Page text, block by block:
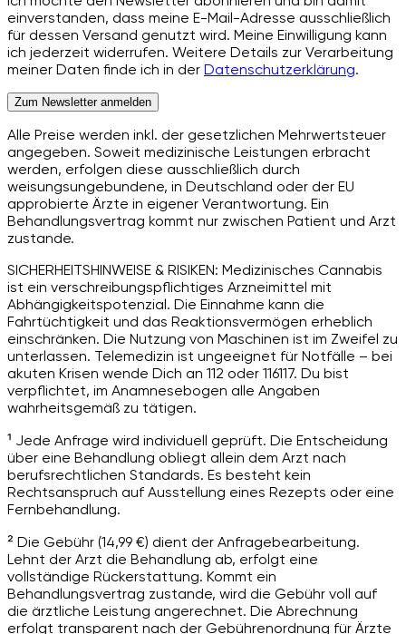
einverstanden, dass meine E-Mail-Adresse ausschließlich
für dessen Versand genutzt wird. Meine Einwilligung kann
ich jederzeit widerrufen. Weitere Details zur Verarbeitung
meiner Daten finde ich in der Datenschutzerklärung.
Zum Newsletter anmelden
Alle Preise werden inkl. der gesetzlichen Mehrwertsteuer
angegeben. Soweit medizinische Leistungen erbracht
werden, erfolgen diese ausschließlich durch
weisungsungebundene, in Deutschland oder der EU
approbierte Ärzte in eigener Verantwortung. Ein
Behandlungsvertrag kommt nur zwischen Patient und Arzt
zustande.
SICHERHEITSHINWEISE & RISIKEN: Medizinisches Cannabis
ist ein verschreibungspflichtiges Arzneimittel mit
Abhängigkeitspotenzial. Die Einnahme kann die
Fahrtüchtigkeit und das Reaktionsvermögen erheblich
einschränken. Die Nutzung von Maschinen ist im Zweifel zu
unterlassen. Telemedizin ist ungeeignet für Notfälle – bei
akuten Krisen wende Dich an 112 oder 116117. Du bist
verpflichtet, im Anamnesebogen alle Angaben
wahrheitsgemäß zu tätigen.
¹ Jede Anfrage wird individuell geprüft. Die Entscheidung
über eine Behandlung obliegt allein dem Arzt nach
berufsrechtlichen Standards. Es besteht kein
Rechtsanspruch auf Ausstellung eines Rezepts oder eine
Fernbehandlung.
² Die Gebühr (14,99 €) dient der Anfragebearbeitung.
Lehnt der Arzt die Behandlung ab, erfolgt eine
vollständige Rückerstattung. Kommt ein
Behandlungsvertrag zustande, wird die Gebühr voll auf
die ärztliche Leistung angerechnet. Die Abrechnung
erfolgt transparent nach der Gebührenordnung für Ärzte